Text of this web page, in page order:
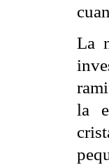
La
la